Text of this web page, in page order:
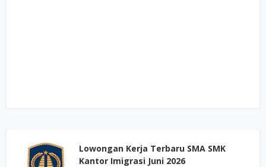
Lowongan Kerja Terbaru SMA SMK
Kantor Imigrasi Juni 2026